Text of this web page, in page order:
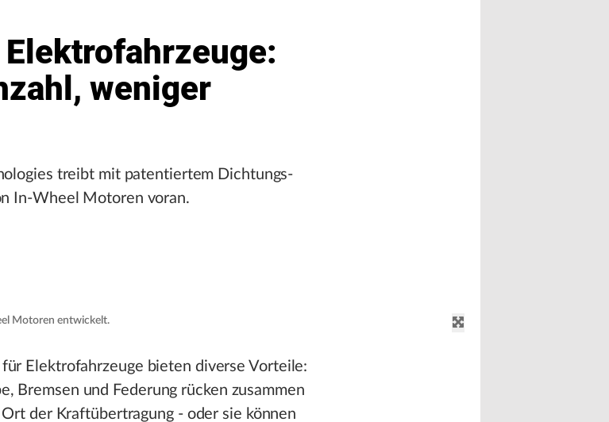
weniger
treibt mit patentiertem Dichtungs-
In-Wheel Motoren voran.
Motoren entwickelt.
Elektrofahrzeuge bieten diverse Vorteile:
Bremsen und Federung rücken zusammen
der Kraftübertragung - oder sie können